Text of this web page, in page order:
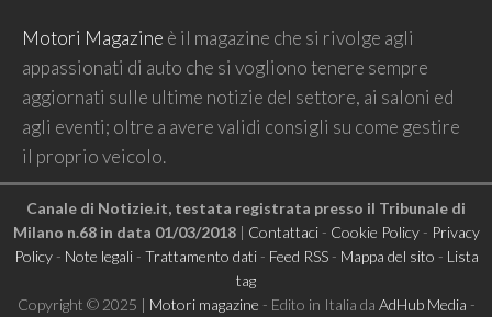
Motori Magazine è il magazine che si rivolge agli
appassionati di auto che si vogliono tenere sempre
aggiornati sulle ultime notizie del settore, ai saloni ed
agli eventi; oltre a avere validi consigli su come gestire
il proprio veicolo.
Canale di Notizie.it, testata registrata presso il Tribunale di
Milano n.68 in data 01/03/2018| Contattaci- Cookie Policy- Privacy
Policy- Note legali- Trattamento dati- Feed RSS- Mappa del sito - Lista
tag
Copyright © 2025 | Motori magazine - Edito in Italia da AdHub Media -